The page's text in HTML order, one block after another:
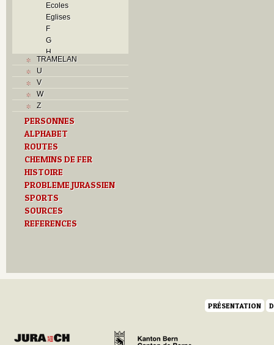
Ecoles
Eglises
F
G
H
I
P
Problème jurassien
R
Routes
S
Textes
Z
TRAMELAN
U
V
W
Z
PERSONNES
ALPHABET
ROUTES
CHEMINS DE FER
HISTOIRE
PROBLEME JURASSIEN
SPORTS
SOURCES
REFERENCES
PRÉSENTATION